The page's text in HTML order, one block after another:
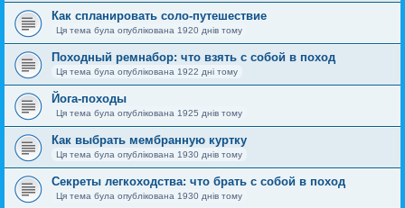
Как спланировать соло-путешествие
Ця тема була опублікована 1920 днів тому
Походный ремнабор: что взять с собой в поход
Ця тема була опублікована 1922 дні тому
Йога-походы
Ця тема була опублікована 1925 днів тому
Как выбрать мембранную куртку
Ця тема була опублікована 1930 днів тому
Секреты легкоходства: что брать с собой в поход
Ця тема була опублікована 1930 днів тому